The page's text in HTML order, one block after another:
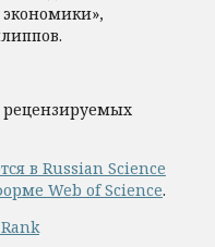
в Russian Science
Web of Science.